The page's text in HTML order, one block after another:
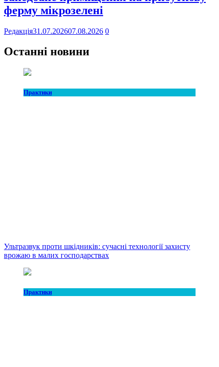
ферму мікрозелені
Редакція31.07.202607.08.2026 0
Останні новини
Практики
Ультразвук проти шкідників: сучасні технології захисту
врожаю в малих господарствах
Практики